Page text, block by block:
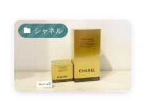
シャネル